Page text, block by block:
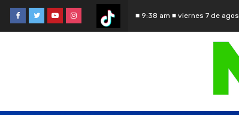
■ 9:38 am ■ viernes 7 de